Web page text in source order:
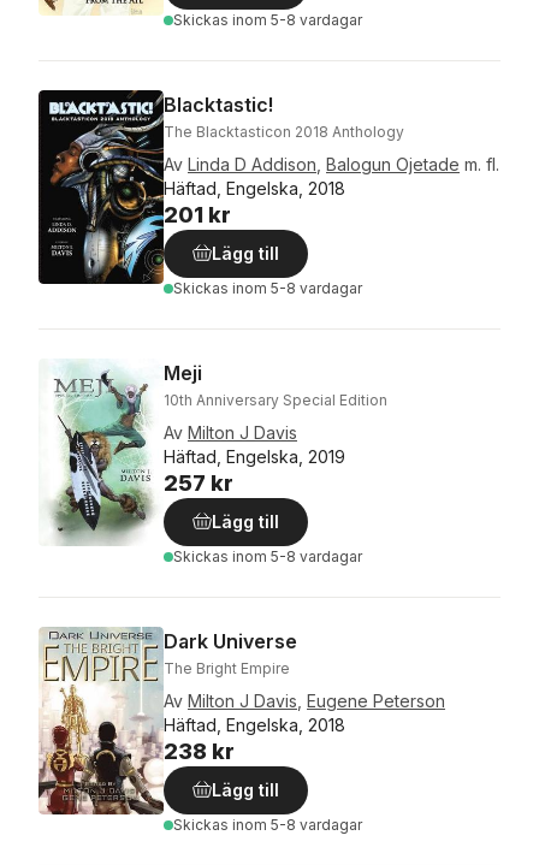
Skickas inom 5-8 vardagar
Blacktastic!
The Blacktasticon 2018 Anthology
Av Linda D Addison Balogun Ojetade m. fl.
Häftad, Engelska, 2018
201 kr
Lägg till
Skickas inom 5-8 vardagar
Meji
10th Anniversary Special Edition
Av Milton J Davis
Häftad, Engelska, 2019
257 kr
Lägg till
Skickas inom 5-8 vardagar
Dark Universe
The Bright Empire
Av Milton J Davis Eugene Peterson
Häftad, Engelska, 2018
238 kr
Lägg till
Skickas inom 5-8 vardagar